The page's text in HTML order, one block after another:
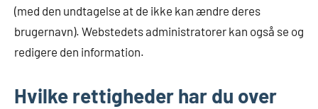
(med den undtagelse at de ikke kan ændre deres
brugernavn). Webstedets administratorer kan også se og
redigere den information.
Hvilke rettigheder har du over